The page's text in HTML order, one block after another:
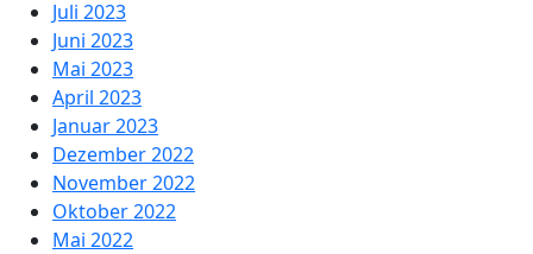
Juli 2023
Juni 2023
Mai 2023
April 2023
Januar 2023
Dezember 2022
November 2022
Oktober 2022
Mai 2022